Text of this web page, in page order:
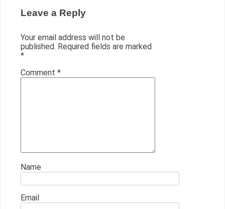
Leave a Reply
Your email address will not be
published. Required fields are marked
*
Comment *
Name
Email